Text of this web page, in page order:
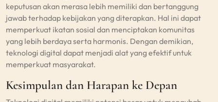
keputusan akan merasa lebih memiliki dan bertanggung
jawab terhadap kebijakan yang diterapkan. Hal ini dapat
memperkuat ikatan sosial dan menciptakan komunitas
yang lebih berdaya serta harmonis. Dengan demikian,
teknologi digital dapat menjadi alat yang efektif untuk
memperkuat masyarakat.
Kesimpulan dan Harapan ke Depan